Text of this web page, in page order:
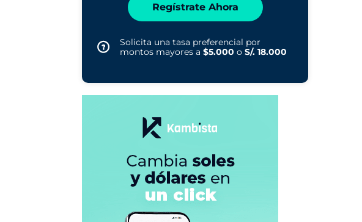
Regístrate Ahora
Solicita una tasa preferencial por
montos mayores a $5.000 o S/. 18.000